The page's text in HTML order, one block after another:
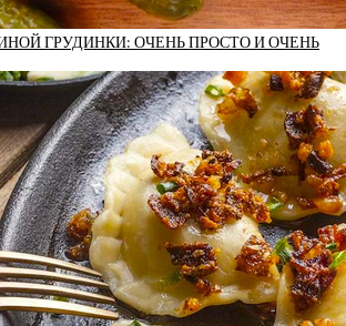
ГРУДИНКИ: ОЧЕНЬ ПРОСТО И ОЧЕНЬ